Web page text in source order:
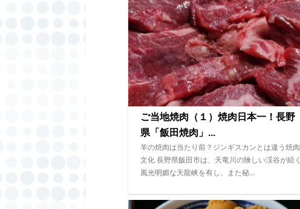
ご当地焼肉（１）焼肉日本一！長野
県「飯田焼肉」...
羊の焼肉は当たり前？ジンギスカンとは違う焼肉
文化 長野県飯田市は、天竜川の険しい渓谷が続く
風光明媚な天龍峡を有し、また秘…